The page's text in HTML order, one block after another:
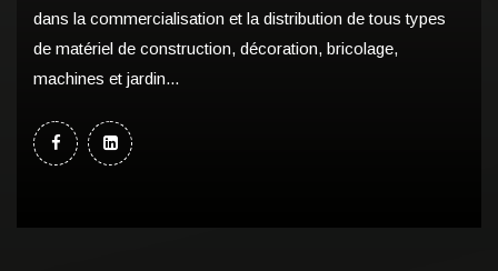
dans la commercialisation et la distribution de tous types
de matériel de construction, décoration, bricolage,
machines et jardin...